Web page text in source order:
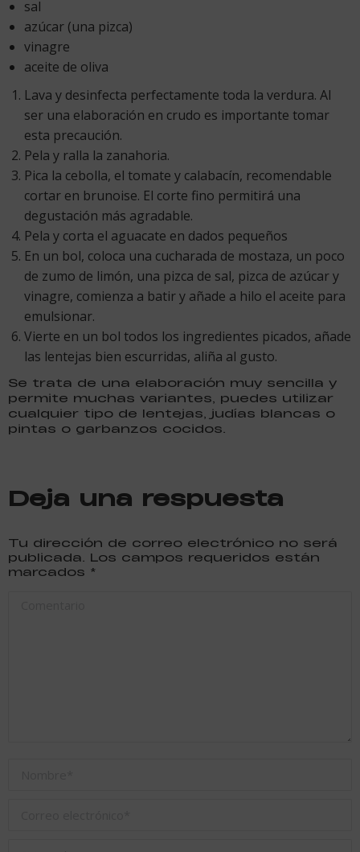
sal
azúcar (una pizca)
vinagre
aceite de oliva
Lava y desinfecta perfectamente toda la verdura. Al
ser una elaboración en crudo es importante tomar
esta precaución.
Pela y ralla la zanahoria.
Pica la cebolla, el tomate y calabacín, recomendable
cortar en brunoise. El corte fino permitirá una
degustación más agradable.
Pela y corta el aguacate en dados pequeños
En un bol, coloca una cucharada de mostaza, un poco
de zumo de limón, una pizca de sal, pizca de azúcar y
vinagre, comienza a batir y añade a hilo el aceite para
emulsionar.
Vierte en un bol todos los ingredientes picados, añade
las lentejas bien escurridas, aliña al gusto.
Se trata de una elaboración muy sencilla y
permite muchas variantes, puedes utilizar
cualquier tipo de lentejas, judías blancas o
pintas o garbanzos cocidos.
Deja una respuesta
Tu dirección de correo electrónico no será
publicada. Los campos requeridos están
marcados *